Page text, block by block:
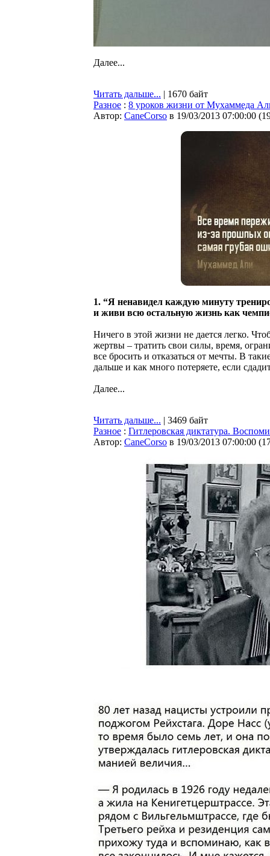
Далее...
Читать дальше... | 1670 байт
Разное : 8 уроков жизни от Мухаммеда
Автор: CaneCorso в 19/03/2013 07:00:00 (
1. “Я ненавидел каждую минуту
и живи всю остальную жизнь как
Ничего в этой жизни не дается легко.
жертвы – тратить свои силы, время,
все бросить и отказаться от мечты. В
дальше и как много потеряете, если
Далее...
Читать дальше... | 3469 байт
Разное : Гитлеровская диктатура.
Автор: CaneCorso в 19/03/2013 07:00:00 (